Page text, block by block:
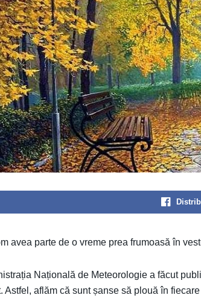
avea parte de o vreme prea frumoasă în
Națională de Meteorologie a făcut
Astfel, aflăm că sunt șanse să plouă în